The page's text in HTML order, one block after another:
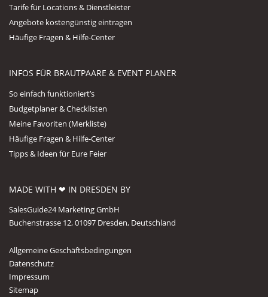
Tarife für Locations & Dienstleister
Angebote kostengünstig eintragen
Häufige Fragen & Hilfe-Center
INFOS FÜR BRAUTPAARE & EVENT PLANER
So einfach funktioniert’s
Budgetplaner & Checklisten
Meine Favoriten (Merkliste)
Häufige Fragen & Hilfe-Center
Tipps & Ideen für Eure Feier
MADE WITH ❤ IN DRESDEN BY
SalesGuide24 Marketing GmbH
Buchenstrasse 12, 01097 Dresden, Deutschland
Allgemeine Geschäftsbedingungen
Datenschutz
Impressum
Sitemap